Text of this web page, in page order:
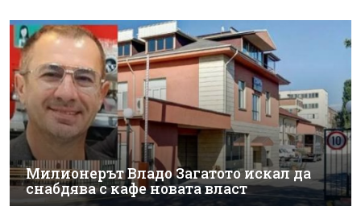
Милионерът Владо Загатото искал да
снабдява с кафе новата власт